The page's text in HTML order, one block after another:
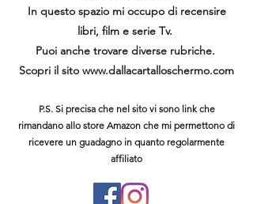
In questo spazio mi occupo di recensire
libri, film e serie Tv.
Puoi anche trovare diverse rubriche.
Scopri il sito www.dallacartalloschermo.com
P.S. Si precisa che nel sito vi sono link che
rimandano allo store Amazon che mi permettono di
ricevere un guadagno in quanto regolarmente
affiliato